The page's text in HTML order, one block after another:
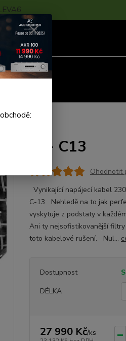
- C13
Ohodnotit
Vynikající napájecí kabel
C-13 Nehledě na to jak
vyskytuje z podstaty v
Ani ty nejsofistikovanější
toto kabelové rušení. Nul...
Dostupnost
DÉLKA
27 990 Kč/ks